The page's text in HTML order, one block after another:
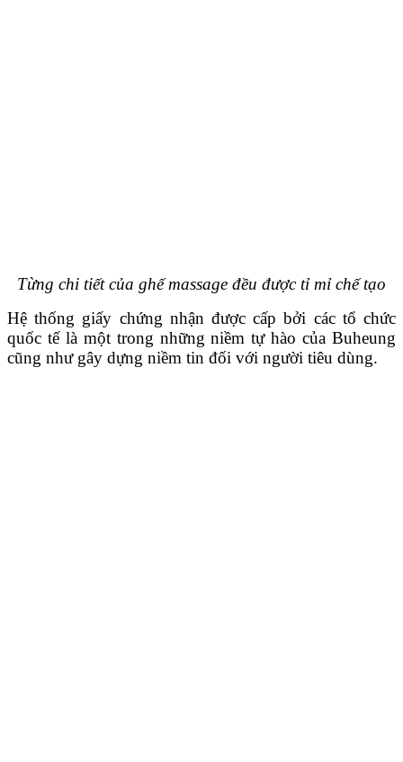
Từng chi tiết của ghế massage đều được tỉ mỉ chế tạo
Hệ thống giấy chứng nhận được cấp bởi các tổ chức
quốc tế là một trong những niềm tự hào của Buheung
cũng như gây dựng niềm tin đối với người tiêu dùng.